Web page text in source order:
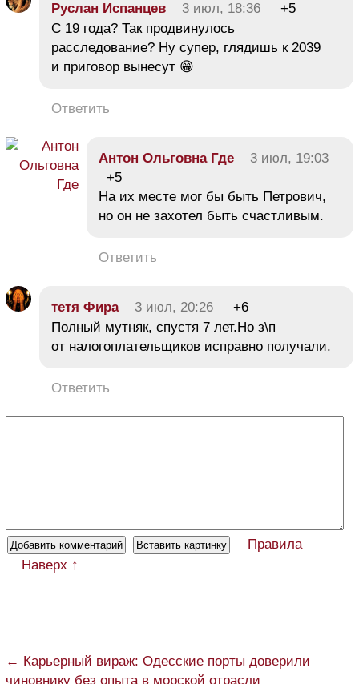
Руслан Испанцев 3 июл, 18:36
+5
С 19 года? Так продвинулось
расследование? Ну супер, глядишь к 2039
и приговор вынесут 😁
Ответить
Антон Ольговна Где
3 июл, 19:03
+5
На их месте мог бы быть Петрович,
но он не захотел быть счастливым.
Ответить
тетя Фира 3 июл, 20:26
+6
Полный мутняк, спустя 7 лет.Но з\п
от налогоплательщиков исправно получали.
Ответить
Правила
Наверх ↑
← Карьерный вираж: Одесские порты доверили
чиновнику без опыта в морской отрасли